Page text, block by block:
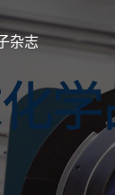
杂志